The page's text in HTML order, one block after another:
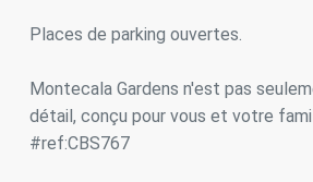
Places de parking ouvertes.
Montecala Gardens n'est pas
détail, conçu pour vous et votre
#ref:CBS767